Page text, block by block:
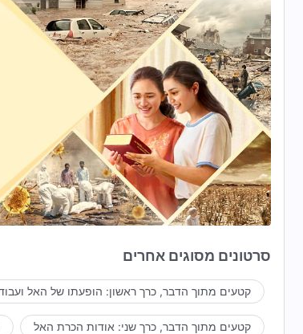
אינם מפגינים אהבה, לא מנסים להרשים,
אך כשדבריהם נוגעים לרוח,
הם פותחים את ליבם וחולקים עם כולם,
ללא אנוכיות, את ההארה שבה זכו
מתוך ניסיונם הממשי מול האל.
כך הם מראים אהבה לאל
ומשביעים רצונו.
זהו צלם האנשים המשמשים את אלוהים.
סרטונים מסוגים אחרים
קטעים מתוך הדבר, כרך ראשון: הופעתו של האל
קטעים מתוך הדבר, כרך שני: אודות הכרת האל